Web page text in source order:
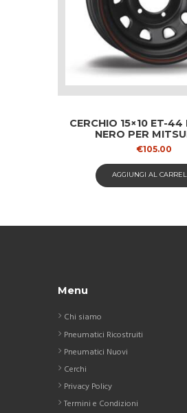
CERCHIO 15×10 ET-
NERO PER
€105.00
AGGIUNGI AL
Menu
Chi siamo
Pneumatici Ricostruiti
Pneumatici Nuovi
Cerchi
Privacy Policy
Termini e Condizioni